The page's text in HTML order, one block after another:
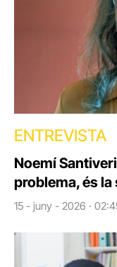
ENTREVISTA
Noemí
problema, és
15 - juny - 2026 ·